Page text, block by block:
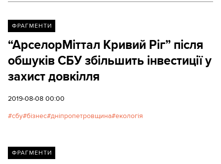
ФРАГМЕНТИ
“АрселорМіттал Кривий Ріг” після
обшуків СБУ збільшить інвестиції у
захист довкілля
2019-08-08 00:00
сбу бізнес дніпропетровщина екологія
ФРАГМЕНТИ